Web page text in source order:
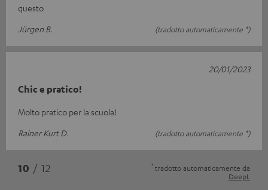
questo
Jürgen B.
(tradotto automaticamente *)
Chic e pratico!
Molto pratico per la scuola!
Rainer Kurt D.
(tradotto automaticamente *)
20/01/2023
10 / 12 * tradotto automaticamente da
DeepL